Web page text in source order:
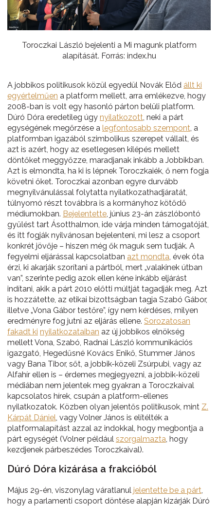
Toroczkai László bejelenti a Mi magunk platform
alapítását. Forrás: index.hu
A jobbikos politikusok közül egyedül Novák Előd állt ki
egyértelműen a platform mellett, arra emlékezve, hogy
2008-ban is volt egy hasonló párton belüli platform.
Dúró Dóra eredetileg úgy nyilatkozott , neki a párt
egységének megőrzése a legfontosabb szempont , a
platformban igazából szimbolikus szerepet vállalt, és
azt is azért, hogy az esetlegesen kilépés mellett
döntőket meggyőzze, maradjanak inkább a Jobbikban.
Azt is elmondta, ha ki is lépnek Toroczkaiék, ő nem fogja
követni őket. Toroczkai azonban egyre durvább
megnyilvánulással folytatta nyilatkozathadjáratát,
túlnyomó részt továbbra is a kormányhoz kötődő
médiumokban. Bejelentette , június 23-án zászlóbontó
gyűlést tart Ásotthalmon, ide várja minden támogatóját,
és itt fogják nyilvánosan bejelenteni, mi lesz a csoport
konkrét jövője – hiszen még ők maguk sem tudják. A
fegyelmi eljárással kapcsolatban azt mondta , évek óta
érzi, ki akarják szorítani a pártból, mert „valakinek útban
van”, szerinte pedig azok ellen kéne inkább eljárást
indítani, akik a párt 2010 előtti múltját tagadják meg. Azt
is hozzátette, az etikai bizottságban tagja Szabó Gábor,
illetve „Vona Gábor testőre”, így nem kérdéses, milyen
eredményre fog jutni az eljárás ellene. Sorozatosan
fakadt ki nyilatkozataiban az új jobbikos elnökség
mellett Vona, Szabó, Radnai László kommunikációs
igazgató, Hegedűsné Kovács Enikő, Stummer János
vagy Bana Tibor, sőt, a jobbik-közeli Zsúrpubi, vagy az
Alfahír ellen is – érdemes megjegyezni, a jobbik-közeli
médiában nem jelentek meg gyakran a Toroczkaival
kapcsolatos hírek, csupán a platform-ellenes
nyilatkozatok. Közben olyan jelentős politikusok, mint Z.
Kárpát Dániel , vagy Volner János is elítélték a
platformalapítást azzal az indokkal, hogy megbontja a
párt egységét (Volner például szorgalmazta , hogy
kezdjenek párbeszédes Toroczkaival).
Dúró Dóra kizárása a frakcióból
Május 29-én, viszonylag váratlanul jelentette be a párt
hogy a parlamenti csoport döntése alapján kizárják Dúró